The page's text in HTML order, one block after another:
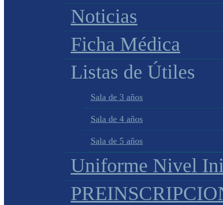
Noticias
Ficha Médica
Listas de Útiles
Sala de 3 años
Sala de 4 años
Sala de 5 años
Uniforme Nivel